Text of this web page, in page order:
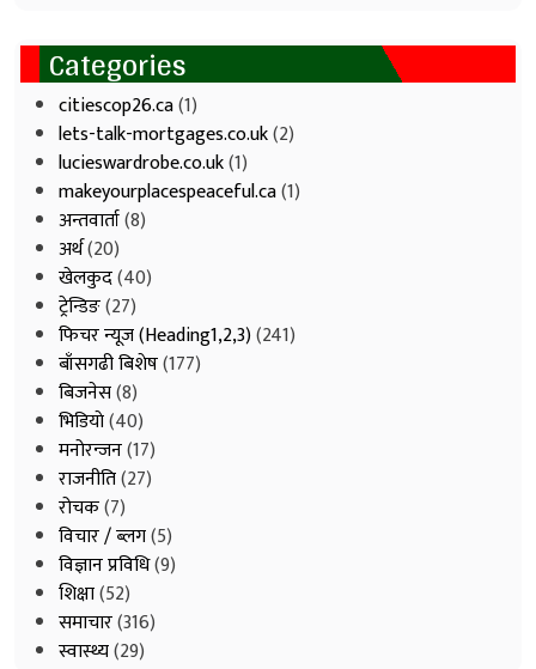
Categories
citiescop26.ca(1)
lets-talk-mortgages.co.uk(2)
lucieswardrobe.co.uk(1)
makeyourplacespeaceful.ca(1)
अन्तवार्ता(8)
अर्थ(20)
खेलकुद(40)
ट्रेन्डिङ(27)
फिचर न्यूज (Heading1,2,3)(241)
बाँसगढी बिशेष(177)
बिजनेस(8)
भिडियाे(40)
मनोरन्जन(17)
राजनीति(27)
रोचक(7)
विचार / ब्लग(5)
विज्ञान प्रविधि(9)
शिक्षा(52)
समाचार(316)
स्वास्थ्य(29)